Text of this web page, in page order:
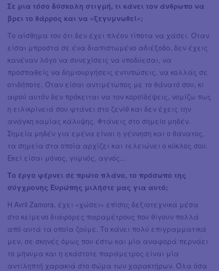
Σε μια τόσο δύσκολη στιγμή, τι κάνει τον άνθρωπο να
βρει το θάρρος και να «ξεγυμνωθεί»;
Το αίσθημα του ότι δεν έχει πλέον τίποτα να χάσει. Όταν
είσαι μπροστά σε ένα διαπιστωμένο αδιέξοδο, δεν έχεις
κανέναν λόγο να συνεχίσεις να υποδύεσαι, να
προσπαθείς να δημιουργήσεις εντυπώσεις, να κολλάς σε
οτιδήποτε. Όταν είσαι αντιμέτωπος με το θάνατό σου, κι
αφού αυτόν δεν πρόκειται να τον κοροϊδέψεις, νομίζω πως
η ειλικρίνειά σου φτάνει στο ζενίθ και δεν έχεις την
ανάγκη καμίας κάλυψης. Φτάνεις στο σημείο μηδέν.
Σημεία μηδέν για εμένα είναι η γέννηση και ο θάνατος,
τα σημεία στα οποία αρχίζει και τελειώνει ο κύκλος σου.
Εκεί είσαι μόνος, γυμνός, αγνός...
Το έργο φέρνει σε πρώτο πλάνο, το πρόσωπο της
σύγχρονης Ευρώπης μιλήστε μας για αυτό;
Η Avril Zamora, έχει «χώσει» επίσης δεξιοτεχνικά μέσα
στο κείμενο διάφορες παραμέτρους που θίγουν πολλά
από αυτά τα οποία ζούμε. Το κάνει πολύ επιγραμματικά
μεν, σε σκηνές όμως που έστω και μία αναφορά περνάει
το μήνυμα και η εκάστοτε παράμετρος είναι μία
αντιληπτή χαρακιά στο σώμα των χαρακτήρων. Όλα όσα